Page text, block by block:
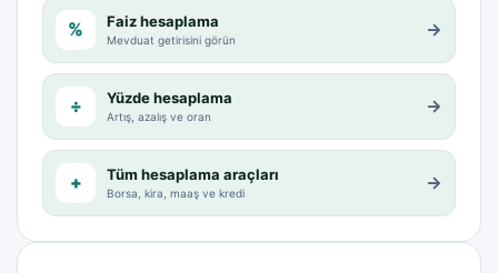
% Faiz hesaplama
Mevduat getirisini görün →
÷ Yüzde hesaplama
Artış, azalış ve oran →
+ Tüm hesaplama araçları
Borsa, kira, maaş ve kredi →